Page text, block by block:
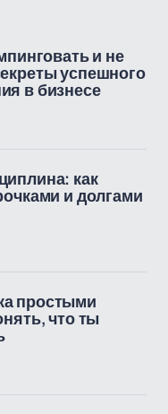
и не
успешного
в бизнесе
как
и долгами
простыми
что ты